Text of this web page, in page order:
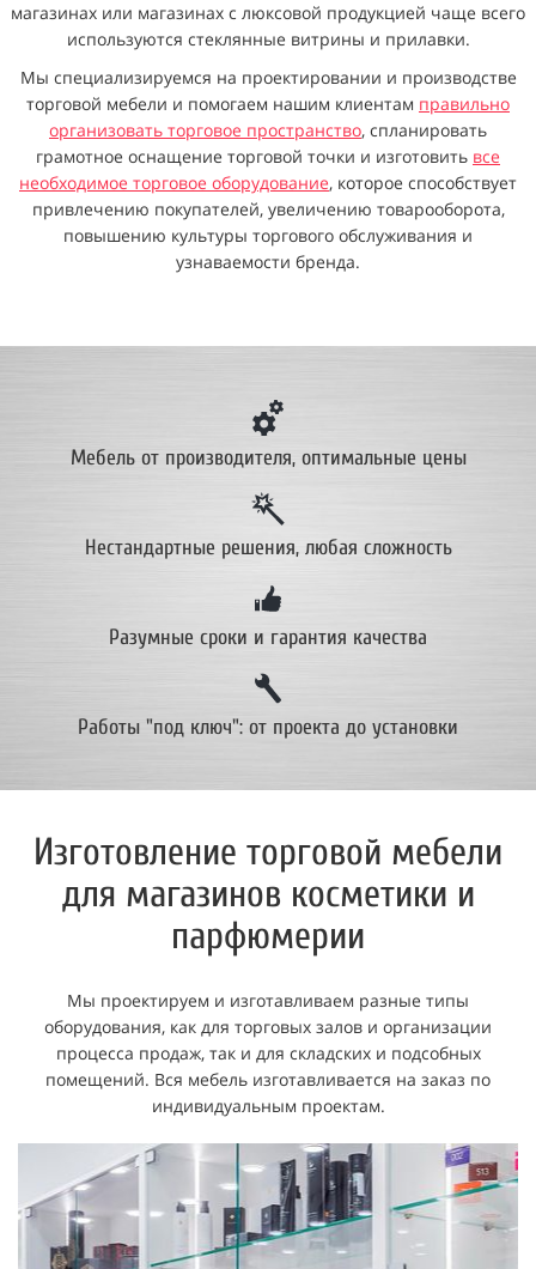
магазинах или магазинах с люксовой продукцией чаще всего
используются стеклянные витрины и прилавки.
Мы специализируемся на проектировании и производстве
торговой мебели и помогаем нашим клиентам правильно
организовать торговое пространство, спланировать
грамотное оснащение торговой точки и изготовить все
необходимое торговое оборудование, которое способствует
привлечению покупателей, увеличению товарооборота,
повышению культуры торгового обслуживания и
узнаваемости бренда.
Мебель от производителя, оптимальные цены
Нестандартные решения, любая сложность
Разумные сроки и гарантия качества
Работы "под ключ": от проекта до установки
Изготовление торговой мебели
для магазинов косметики и
парфюмерии
Мы проектируем и изготавливаем разные типы
оборудования, как для торговых залов и организации
процесса продаж, так и для складских и подсобных
помещений. Вся мебель изготавливается на заказ по
индивидуальным проектам.